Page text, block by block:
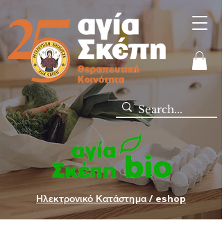
Ηλεκτρονικό Κατάστημα / eshop